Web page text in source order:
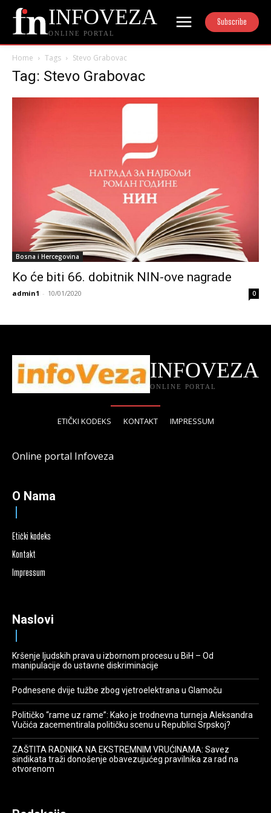
INFOVEZA
ONLINE PORTAL
Subscribe
Home Tags Stevo Grabovac
Tag: Stevo Grabovac
Bosna i Hercegovina
Ko će biti 66. dobitnik NIN-ove nagrade
admin1 - 10/01/2020 0
INFOVEZA
ONLINE PORTAL
ETIČKI KODEKS KONTAKT IMPRESSUM
Online portal Infoveza
O Nama
Etički kodeks
Kontakt
Impressum
Naslovi
Kršenje ljudskih prava u izbornom procesu u BiH – Od
manipulacije do ustavne diskriminacije
Podnesene dvije tužbe zbog vjetroelektrana u Glamoču
Političko “rame uz rame”: Kako je trodnevna turneja Aleksandra
Vučića zacementirala političku scenu u Republici Srpskoj?
ZAŠTITA RADNIKA NA EKSTREMNIM VRUĆINAMA: Savez
sindikata traži donošenje obavezujućeg pravilnika za rad na
otvorenom